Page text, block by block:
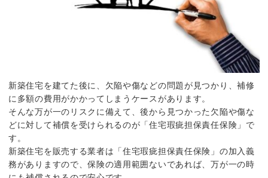
新築住宅を建てた後に、欠陥や傷などの問題が見つかり、補修
に多額の費用がかかってしまうケースがあります。
そんな万が一のリスクに備えて、後から見つかった欠陥や傷な
どに対して補償を受けられるのが「住宅瑕疵担保責任保険」で
す。
新築住宅を販売する業者は「住宅瑕疵担保責任保険」の加入義
務がありますので、保険の適用範囲ないであれば、万が一の時